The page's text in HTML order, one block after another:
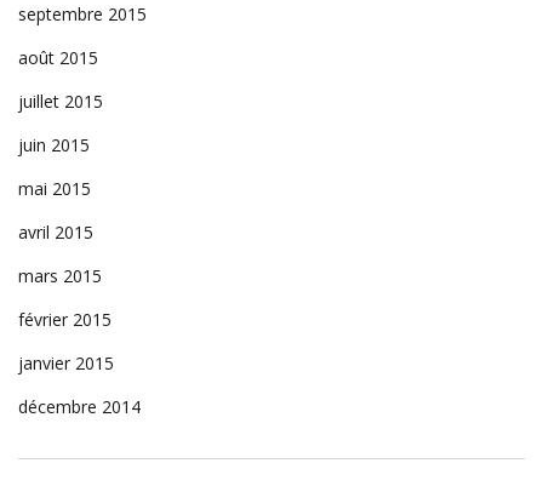
septembre 2015
août 2015
juillet 2015
juin 2015
mai 2015
avril 2015
mars 2015
février 2015
janvier 2015
décembre 2014